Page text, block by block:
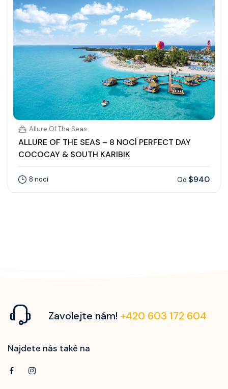
Allure Of The Seas
ALLURE OF THE SEAS – 8 NOCÍ PERFECT DAY
COCOCAY & SOUTH KARIBIK
8 nocí Od $940
Zavolejte nám! +420 603 172 604
Najdete nás také na